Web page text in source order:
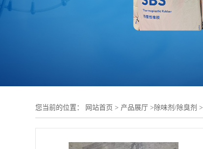
您当前的位置： 网站首页 > 产品展厅 > 除味剂/除臭剂 >
软胶触感与耐老化性能